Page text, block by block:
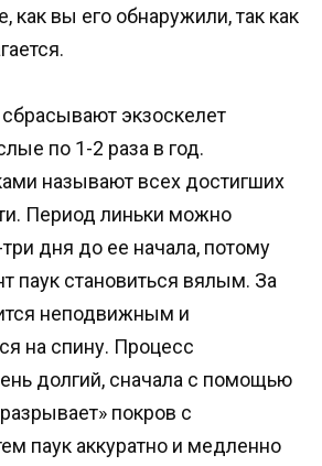
как вы его обнаружили, так как
экзоскелет
по 1-2 раза в год.
называют всех достигших
Период линьки можно
дня до ее начала, потому
паук становиться вялым. За
неподвижным и
на спину. Процесс
долгий, сначала с помощью
покров с
паук аккуратно и медленно